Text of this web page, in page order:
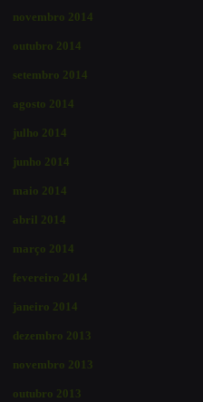
novembro 2014
outubro 2014
setembro 2014
agosto 2014
julho 2014
junho 2014
maio 2014
abril 2014
março 2014
fevereiro 2014
janeiro 2014
dezembro 2013
novembro 2013
outubro 2013